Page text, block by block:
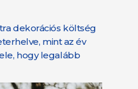
dekorációs költség
mint az év
hogy legalább